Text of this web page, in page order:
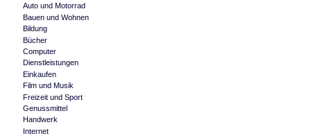
Auto und Motorrad
Bauen und Wohnen
Bildung
Bücher
Computer
Dienstleistungen
Einkaufen
Film und Musik
Freizeit und Sport
Genussmittel
Handwerk
Internet